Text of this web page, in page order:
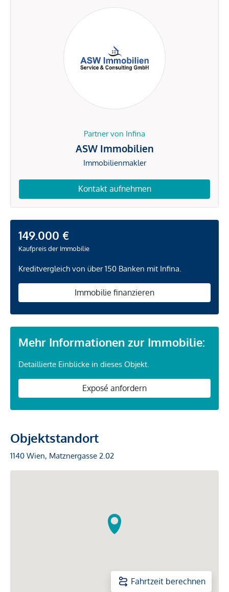
Partner von Infina
ASW Immobilien
Immobilienmakler
Kontakt aufnehmen
149.000 €
Kaufpreis der Immobilie
Kreditvergleich von über 150 Banken mit Infina.
Immobilie finanzieren
Mehr Informationen zur Immobilie:
Detaillierte Einblicke in dieses Objekt.
Exposé anfordern
Objektstandort
1140 Wien, Matznergasse 2.02
Fahrtzeit berechnen